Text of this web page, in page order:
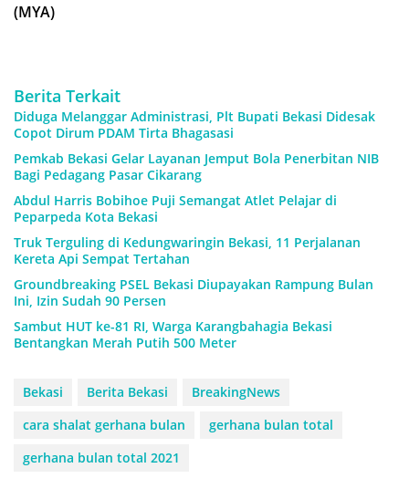
(MYA)
Berita Terkait
Diduga Melanggar Administrasi, Plt Bupati Bekasi Didesak
Copot Dirum PDAM Tirta Bhagasasi
Pemkab Bekasi Gelar Layanan Jemput Bola Penerbitan NIB
Bagi Pedagang Pasar Cikarang
Abdul Harris Bobihoe Puji Semangat Atlet Pelajar di
Peparpeda Kota Bekasi
Truk Terguling di Kedungwaringin Bekasi, 11 Perjalanan
Kereta Api Sempat Tertahan
Groundbreaking PSEL Bekasi Diupayakan Rampung Bulan
Ini, Izin Sudah 90 Persen
Sambut HUT ke-81 RI, Warga Karangbahagia Bekasi
Bentangkan Merah Putih 500 Meter
Bekasi Berita Bekasi
BreakingNews
cara shalat gerhana bulan
gerhana bulan total
gerhana bulan total 2021